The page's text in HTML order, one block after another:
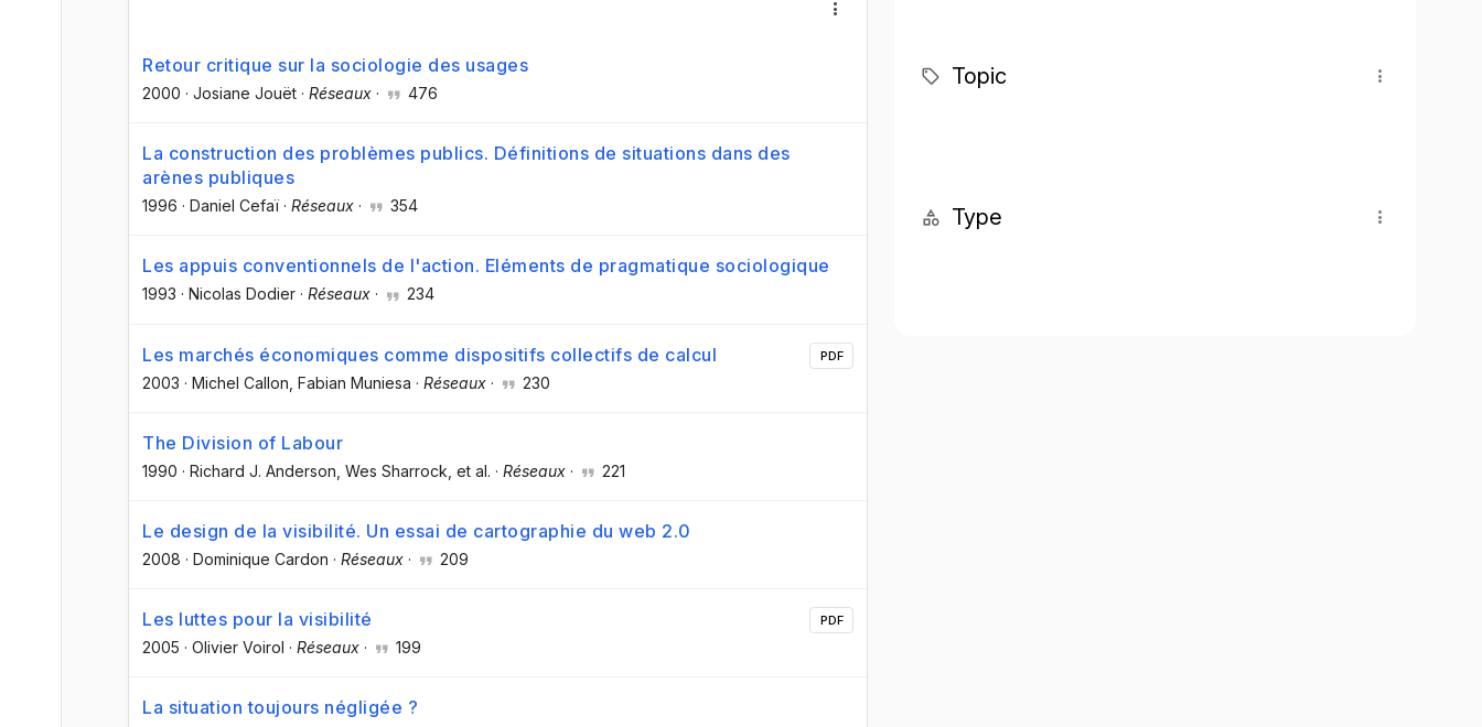
Retour critique sur la sociologie des usages
2000 · Josiane Jouët · Réseaux · 476
La construction des problèmes publics. Définitions de situations dans des
arènes publiques
1996 · Daniel Cefaï · Réseaux · 354
Les appuis conventionnels de l'action. Eléments de pragmatique sociologique
1993 · Nicolas Dodier · Réseaux · 234
Les marchés économiques comme dispositifs collectifs de calcul
2003 · Michel Callon , Fabian Muniesa · Réseaux · 230
PDF
The Division of Labour
1990 · Richard J. Anderson , Wes Sharrock , et al. · Réseaux · 221
Le design de la visibilité. Un essai de cartographie du web 2.0
2008 · Dominique Cardon · Réseaux · 209
Les luttes pour la visibilité
2005 · Olivier Voirol · Réseaux · 199
PDF
La situation toujours négligée ?
Topic
Type